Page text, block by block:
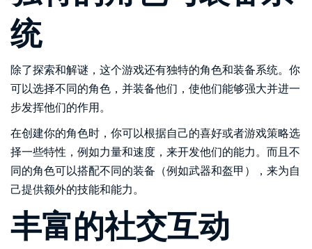
统
除了探索和解谜，这个游戏还有独特的角色和装备系统。你
可以选择不同的角色，并装备他们，使他们能够强大并进一
步发挥他们的作用。
在创建你的角色时，你可以根据自己的喜好或者游戏策略选
择一些特性，例如力量和速度，来开发他们的能力。而且不
同的角色可以搭配不同的装备（例如武器和盔甲），来为自
己提供额外的技能和能力。
丰富的社交互动